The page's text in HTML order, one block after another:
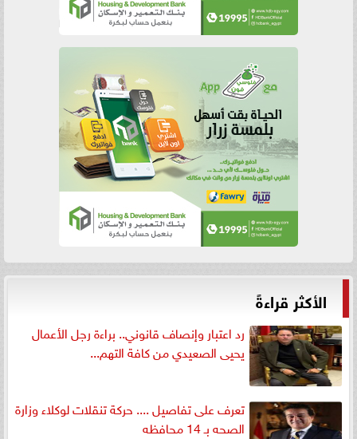
الأكثر قراءةً
رد اعتبار وإنصاف قانوني.. براءة رجل الأعمال
يحيى الصعيدي من كافة التهم...
تعرف على تفاصيل .... حركة تنقلات لوكلاء وزارة
الصحه بـ 14 محافظه